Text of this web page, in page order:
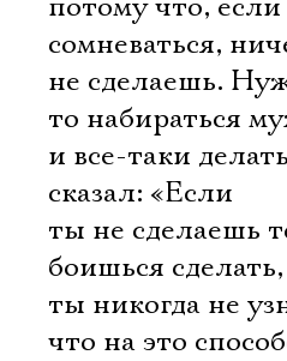
потому что, если
сомневаться,
не сделаешь.
то набираться
и все-таки
сказал: «Если
ты не сделаешь
боишься сделать,
ты никогда не
что на это